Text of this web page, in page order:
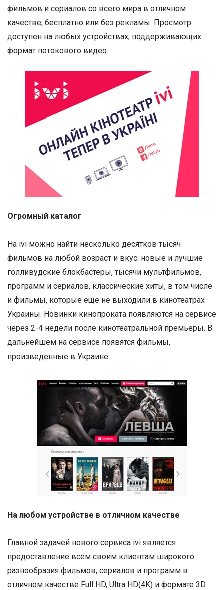
фильмов и сериалов со всего мира в отличном
качестве, бесплатно или без рекламы. Просмотр
доступен на любых устройствах, поддерживающих
формат потокового видео.
Огромный каталог
На ivi можно найти несколько десятков тысяч
фильмов на любой возраст и вкус: новые и лучшие
голливудские блокбастеры, тысячи мультфильмов,
программ и сериалов, классические хиты, в том числе
и фильмы, которые еще не выходили в кинотеатрах
Украины. Новинки кинопроката появляются на сервисе
через 2-4 недели после кинотеатральной премьеры. В
дальнейшем на сервисе появятся фильмы,
произведенные в Украине.
На любом устройстве в отличном качестве
Главной задачей нового сервиса ivi является
предоставление всем своим клиентам широкого
разнообразия фильмов, сериалов и программ в
отличном качестве Full HD, Ultra HD(4K) и формате 3D.